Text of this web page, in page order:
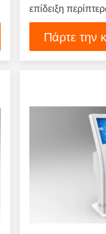
επίδειξη
Πάρτε την